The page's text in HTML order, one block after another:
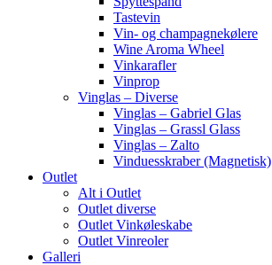
Tastevin
Vin- og champagnekølere
Wine Aroma Wheel
Vinkarafler
Vinprop
Vinglas – Diverse
Vinglas – Gabriel Glas
Vinglas – Grassl Glass
Vinglas – Zalto
Vinduesskraber (Magnetisk)
Outlet
Alt i Outlet
Outlet diverse
Outlet Vinkøleskabe
Outlet Vinreoler
Galleri